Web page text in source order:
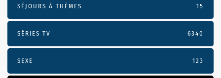
SÉJOURS À THÈMES 15
SÉRIES TV 6340
SEXE 123